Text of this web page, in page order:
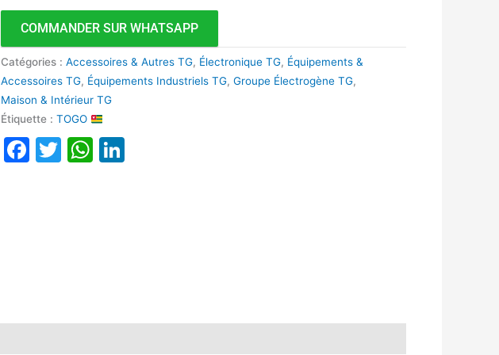
Manuel
COMMANDER SUR WHATSAPP
Catégories :Accessoires & Autres TG, Électronique TG, Équipements &
Accessoires TG, Équipements Industriels TG,Groupe Électrogène TG,
Maison & Intérieur TG
Étiquette :TOGO
Facebook
TwitterWhatsApp